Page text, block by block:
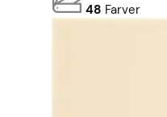
48 Farver